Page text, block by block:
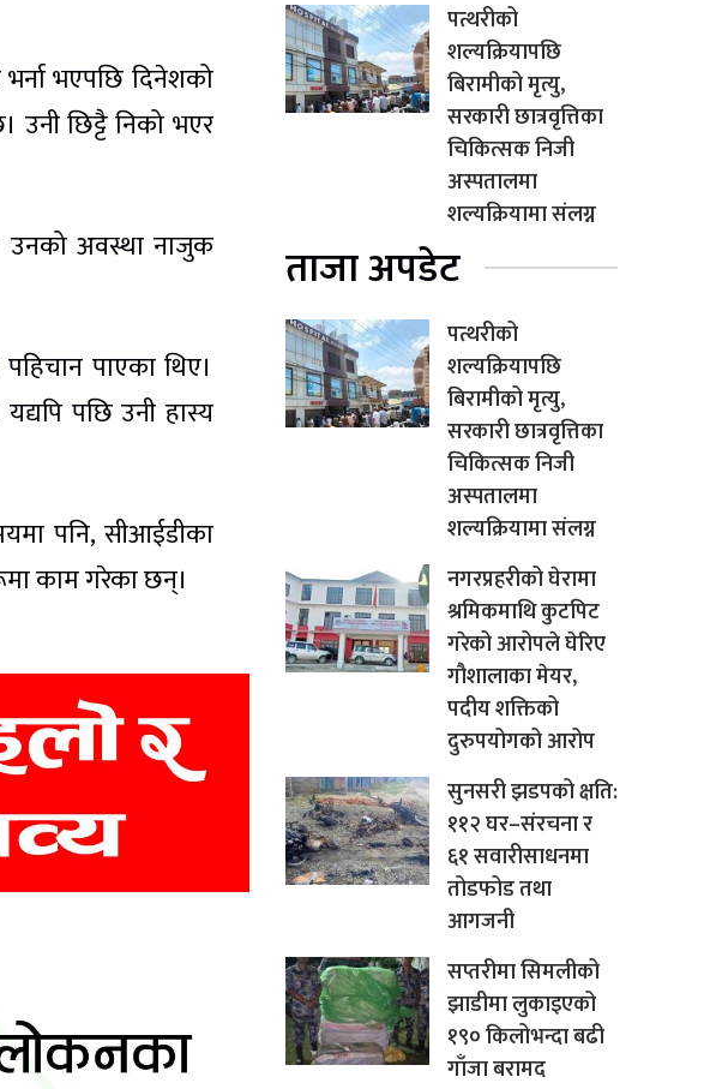
भएपछि दिनेशको
उनी छिट्टै निको भएर
उनको अवस्था नाजुक
पाएका थिए।
पछि उनी हास्य
पनि, सीआईडीका
काम गरेका छन्।
पत्थरीको
शल्यक्रियापछि
बिरामीको मृत्यु,
सरकारी छात्रवृत्तिका
चिकित्सक निजी
अस्पतालमा
शल्यक्रियामा संलग्न
ताजा अपडेट
पत्थरीको
शल्यक्रियापछि
बिरामीको मृत्यु,
सरकारी छात्रवृत्तिका
चिकित्सक निजी
अस्पतालमा
शल्यक्रियामा संलग्न
नगरप्रहरीको घेरामा
श्रमिकमाथि कुटपिट
गरेको आरोपले घेरिए
गौशालाका मेयर,
पदीय शक्तिको
दुरुपयोगको आरोप
सुनसरी झडपको क्षति:
११२ घर–संरचना र
६१ सवारीसाधनमा
तोडफोड तथा
आगजनी
सप्तरीमा सिमलीको
झाडीमा लुकाइएको
१९० किलोभन्दा बढी
गाँजा बरामद